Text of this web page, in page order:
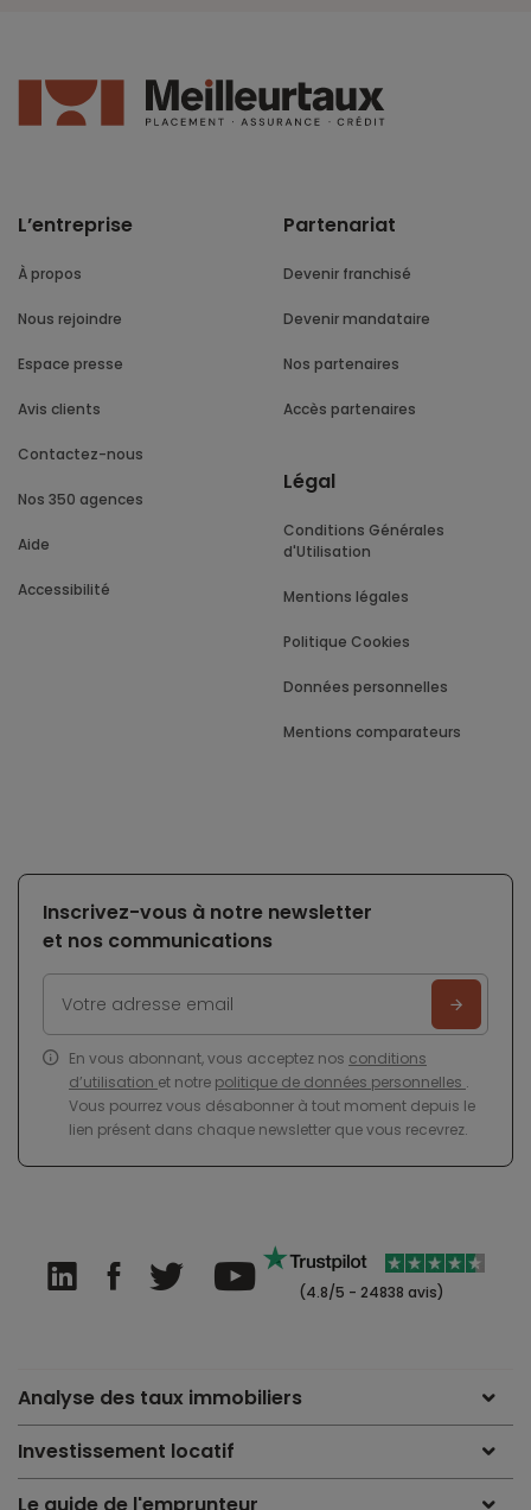
L’entreprise
À propos
Nous rejoindre
Espace presse
Avis clients
Contactez-nous
Nos 350 agences
Aide
Accessibilité
Partenariat
Devenir franchisé
Devenir mandataire
Nos partenaires
Accès partenaires
Légal
Conditions Générales
d'Utilisation
Mentions légales
Politique Cookies
Données personnelles
Mentions comparateurs
Inscrivez-vous à notre newsletter
et nos communications
En vous abonnant, vous acceptez nos conditions
d’utilisation et notre politique de données personnelles .
Vous pourrez vous désabonner à tout moment depuis le
lien présent dans chaque newsletter que vous recevrez.
(4.8/5 - 24838 avis)
Analyse des taux immobiliers
Investissement locatif